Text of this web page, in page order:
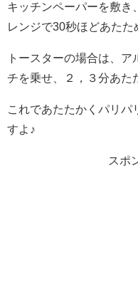
キッチンペーパーを敷き
レンジで30秒ほどあたた
トースターの場合は、
チを乗せ、２，３分あた
これであたたかくパリパ
すよ♪
スポ